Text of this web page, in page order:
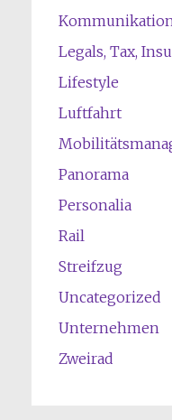
Legals, Tax,
Lifestyle
Luftfahrt
Panorama
Personalia
Rail
Streifzug
Uncategorized
Unternehmen
Zweirad